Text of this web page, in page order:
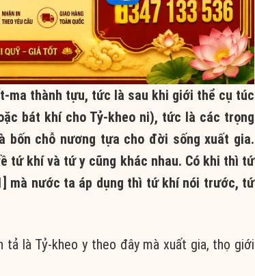
ma thành tựu, tức là sau khi giới thể cụ túc
bát khí cho Tỷ-kheo ni), tức là các trọng
bốn chỗ nương tựa cho đời sống xuất gia.
tứ khí và tứ y cũng khác nhau. Có khi thì tứ
mà nước ta áp dụng thì tứ khí nói trước, tứ
tả là Tỷ-kheo y theo đây mà xuất gia, thọ giới